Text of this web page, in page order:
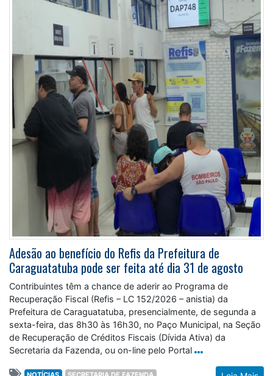
Adesão ao benefício do Refis da Prefeitura de
Caraguatatuba pode ser feita até dia 31 de agosto
Contribuintes têm a chance de aderir ao Programa de
Recuperação Fiscal (Refis – LC 152/2026 – anistia) da
Prefeitura de Caraguatatuba, presencialmente, de segunda a
sexta-feira, das 8h30 às 16h30, no Paço Municipal, na Seção
de Recuperação de Créditos Fiscais (Dívida Ativa) da
Secretaria da Fazenda, ou on-line pelo Portal